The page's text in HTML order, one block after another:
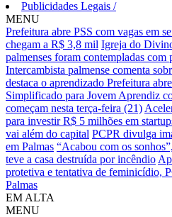
Publicidades Legais /
MENU
Prefeitura abre PSS com vagas em
chegam a R$ 3,8 mil Igreja do
palmenses foram contempladas com
Intercambista palmense comenta
destaca o aprendizado Prefeitura
Simplificado para Jovem Aprendiz
começam nesta terça-feira (21)
para investir R$ 5 milhões em
vai além do capital PCPR divulga
em Palmas “Acabou com os
teve a casa destruída por incêndio
protetiva e tentativa de feminicídio,
Palmas
EM ALTA
MENU